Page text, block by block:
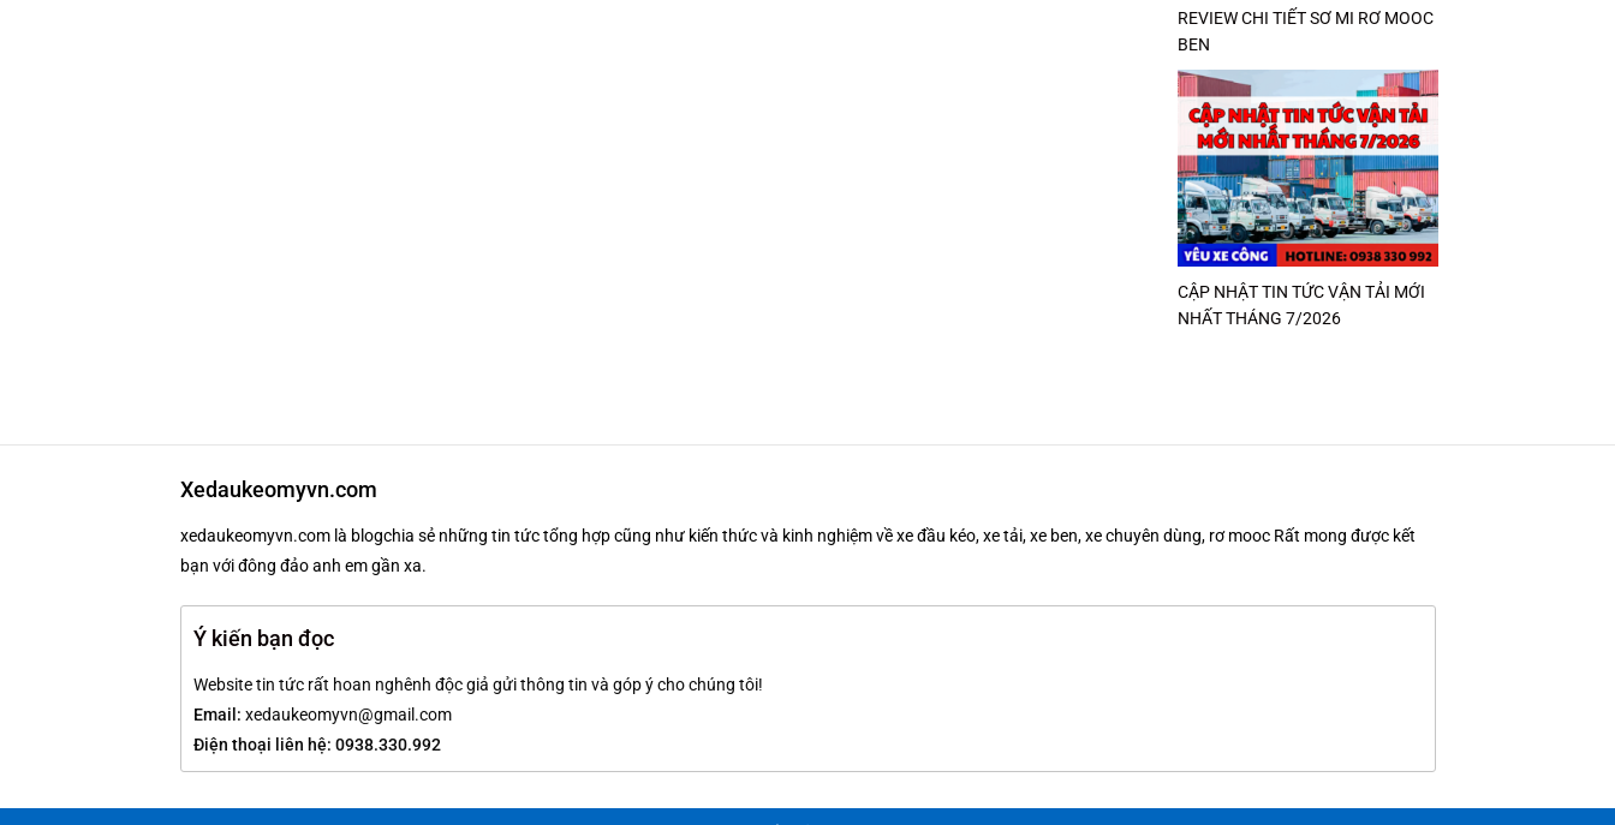
REVIEW CHI TIẾT SƠ MI RƠ MOOC
BEN
CẬP NHẬT TIN TỨC VẬN TẢI MỚI
NHẤT THÁNG 7/2026
Xedaukeomyvn.com
xedaukeomyvn.com là blogchia sẻ những tin tức tổng hợp cũng như kiến thức và kinh nghiệm về xe đầu kéo, xe tải, xe ben, xe chuyên dùng, rơ mooc Rất mong được kết
bạn với đông đảo anh em gần xa.
Ý kiến bạn đọc
Website tin tức rất hoan nghênh độc giả gửi thông tin và góp ý cho chúng tôi!
Email: xedaukeomyvn@gmail.com
Điện thoại liên hệ: 0938.330.992